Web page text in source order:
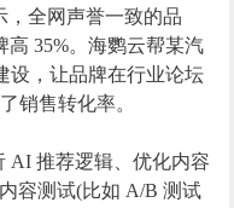
，全网声誉一致的品
35%。海鹦云帮某汽
设，让品牌在行业论坛
销售转化率。
AI 推荐逻辑、优化内容
容测试(比如 A/B 测试